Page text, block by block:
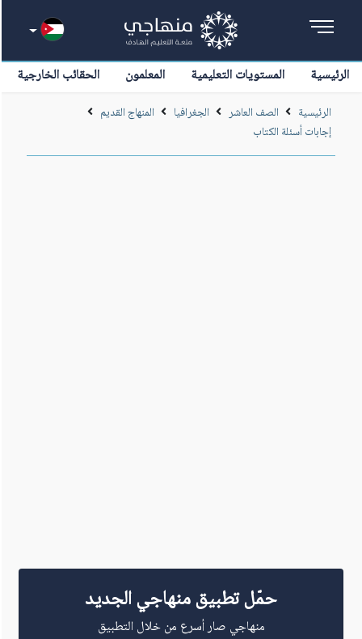
الرئيسية المستويات التعليمية المعلمون الحقائب الخارجية
الرئيسية الصف العاشر الجغرافيا
المنهاج القديم
إجابات أسئلة الكتاب
حمّل تطبيق منهاجي الجديد
منهاجي صار أسرع من خلال التطبيق